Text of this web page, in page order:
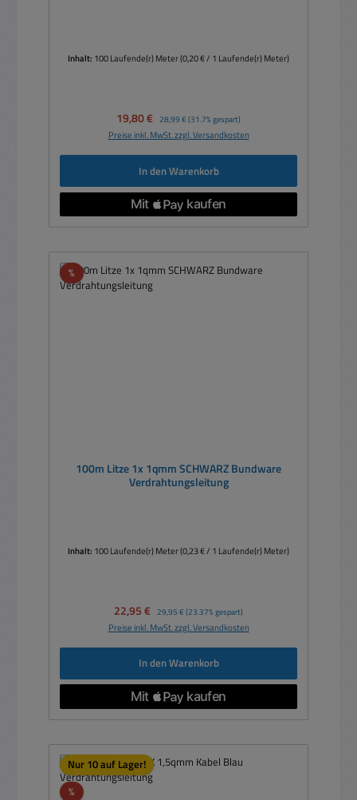
Inhalt: 100 Laufende(r) Meter(0,20 € / 1 Laufende(r) Meter)
Verkaufspreis:
19,80 € Regulärer Preis:
28,99 € (31.7% gespart)
Preise inkl. MwSt. zzgl. Versandkosten
In den Warenkorb
%Rabatt
100m Litze 1x 1qmm SCHWARZ Bundware
Verdrahtungsleitung
Inhalt: 100 Laufende(r) Meter(0,23 € / 1 Laufende(r) Meter)
Verkaufspreis:
22,95 € Regulärer Preis:
29,95 € (23.37% gespart)
Preise inkl. MwSt. zzgl. Versandkosten
In den Warenkorb
Nur 10 auf Lager!
%Rabatt